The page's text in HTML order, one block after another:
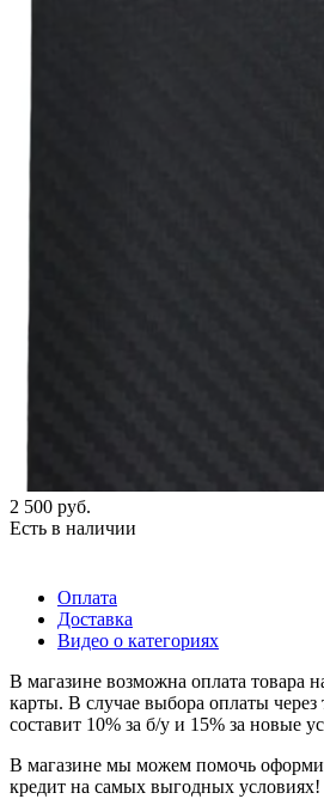
2 500 руб.
Есть в наличии
Оплата
Доставка
Видео о категориях
В магазине возможна оплата
карты. В случае выбора оплаты
составит 10% за б/у и 15% за новые
В магазине мы можем помочь
кредит на самых выгодных условиях!